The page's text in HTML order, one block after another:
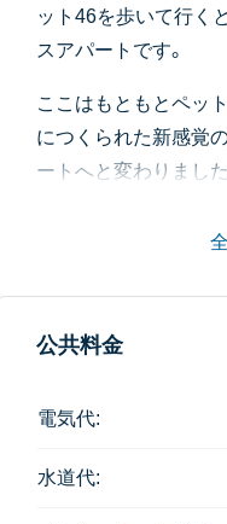
ット46を歩いて行く
スアパートです。
ここはもともとペッ
につくられた新感覚
ートへと変わりました
ています。すぐ脇に
トの洗い場にできそ
が付いているお部屋も
BBQスペースもある
公共料金
電気代:
水道代: